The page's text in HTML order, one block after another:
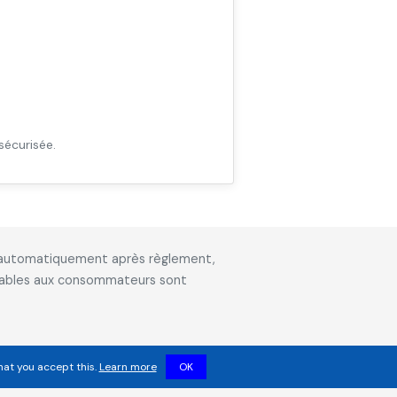
après règlement,
aux consommateurs sont
you accept this.Learn more OK